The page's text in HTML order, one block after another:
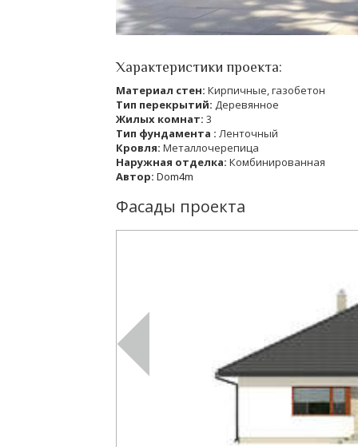
Характеристики проекта:
Материал стен: Кирпичные, газобетон
Тип перекрытий: Деревянное
Жилых комнат: 3
Тип фундамента : Ленточный
Кровля: Металлочерепица
Наружная отделка: Комбинированная
Автор: Dom4m
Фасады проекта